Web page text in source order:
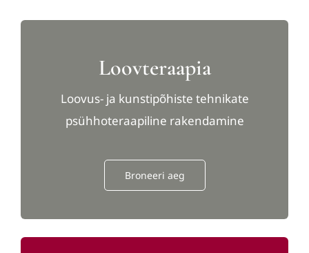
Loovteraapia
Loovus- ja kunstipõhiste tehnikate
psühhoteraapiline rakendamine
Broneeri aeg